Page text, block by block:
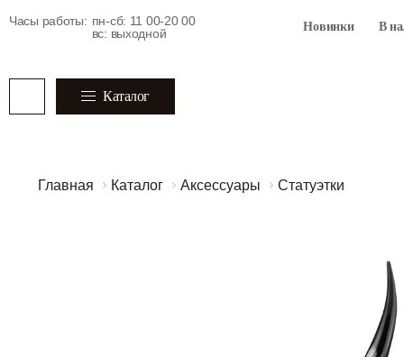
Часы работы: пн-сб: 11 00-20 00
вс: выходной
Новинки В
Каталог
Главная Каталог Аксессуары Статуэтки